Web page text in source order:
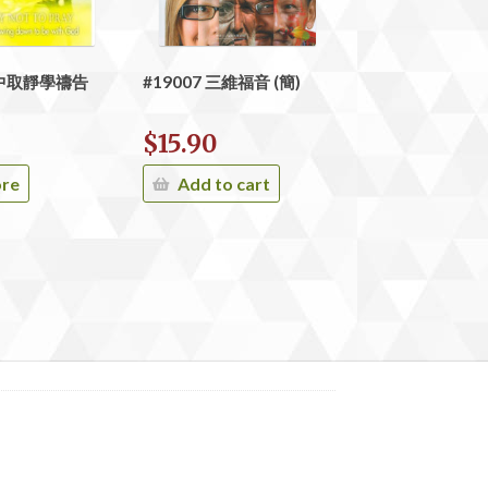
取靜學禱告 #19007 三維福音 (簡)
$15.90
Add to cart